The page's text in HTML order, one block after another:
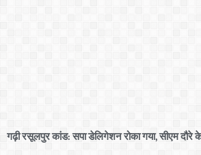
गढ़ी रसूलपुर कांड: सपा डेलिगेशन रोका गया, सीएम दौरे